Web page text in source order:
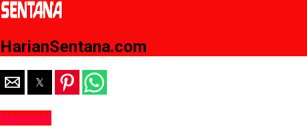
HarianSentana.com
Nasional